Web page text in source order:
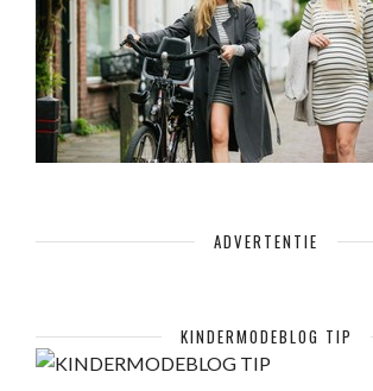
ADVERTENTIE
KINDERMODEBLOG TIP